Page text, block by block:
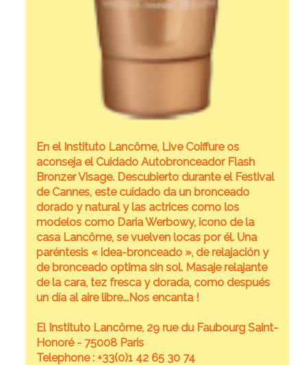
En el Instituto Lancôme, Live Coiffure os
aconseja el Cuidado Autobronceador Flash
Bronzer Visage. Descubierto durante el Festival
de Cannes, este cuidado da un bronceado
dorado y natural y las actrices como los
modelos como Daria Werbowy, icono de la
casa Lancôme, se vuelven locas por él. Una
paréntesis « idea-bronceado », de relajación y
de bronceado optima sin sol. Masaje relajante
de la cara, tez fresca y dorada, como después
un día al aire libre...Nos encanta !
El Instituto Lancôme, 29 rue du Faubourg Saint-
Honoré - 75008 Paris
Telephone : +33(0)1 42 65 30 74